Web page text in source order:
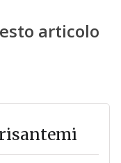
articolo